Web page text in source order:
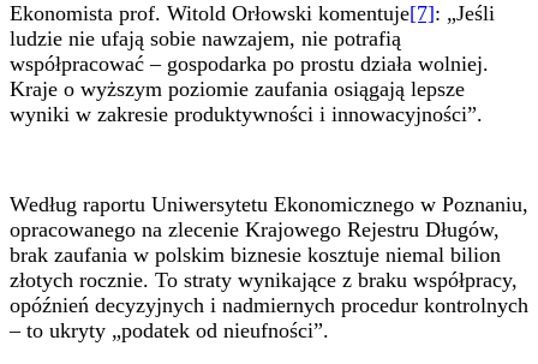
Ekonomista prof. Witold Orłowski komentuje[7]: „Jeśli
ludzie nie ufają sobie nawzajem, nie potrafią
współpracować – gospodarka po prostu działa wolniej.
Kraje o wyższym poziomie zaufania osiągają lepsze
wyniki w zakresie produktywności i innowacyjności”.
Według raportu Uniwersytetu Ekonomicznego w Poznaniu,
opracowanego na zlecenie Krajowego Rejestru Długów,
brak zaufania w polskim biznesie kosztuje niemal bilion
złotych rocznie. To straty wynikające z braku współpracy,
opóźnień decyzyjnych i nadmiernych procedur kontrolnych
– to ukryty „podatek od nieufności”.